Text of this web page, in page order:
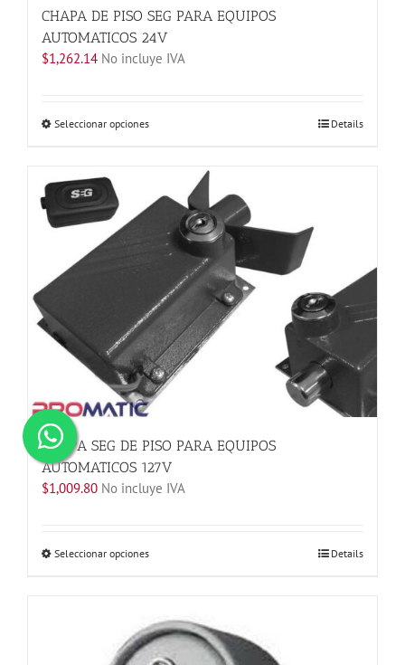
CHAPA DE PISO SEG PARA EQUIPOS
AUTOMATICOS 24V
$1,262.14 No incluye IVA
Seleccionar opcionesEste
múltiples
variantes.
opciones
pueden
elegir
en
la
página
de
producto
Details
CHAPA SEG DE PISO PARA EQUIPOS
AUTOMATICOS 127V
$1,009.80 No incluye IVA
Seleccionar opcionesEste
variantes.
Las
Details